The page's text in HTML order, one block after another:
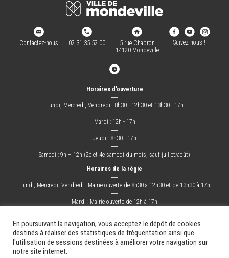
Contactez-nous 02 31 35 52 00
5 rue Chapron
14120 Mondeville
Suivez-nous !
Horaires d'ouverture
―
Lundi, Mercredi, Vendredi : 8h30 - 12h30 et 13h30 - 17h
―
Mardi : 12h - 17h
―
Jeudi : 8h30 - 17h
―
Samedi : 9h – 12h (2e et 4e samedi du mois, sauf juillet/août)
Horaires de la régie
―
Lundi, Mercredi, Vendredi : Mairie ouverte de 8h30 à 12h30 et de 13h30 à 17h
―
Mardi : Mairie ouverte de 12h à 17h
La Ville Mes démarches Grandir ! Sortir ! Changer !
Les docs.
Mentions légales
En poursuivant la navigation, vous acceptez le dépôt de cookies
destinés à réaliser des statistiques de fréquentation ainsi que
l'utilisation de sessions destinées à améliorer votre navigation sur
notre site internet.